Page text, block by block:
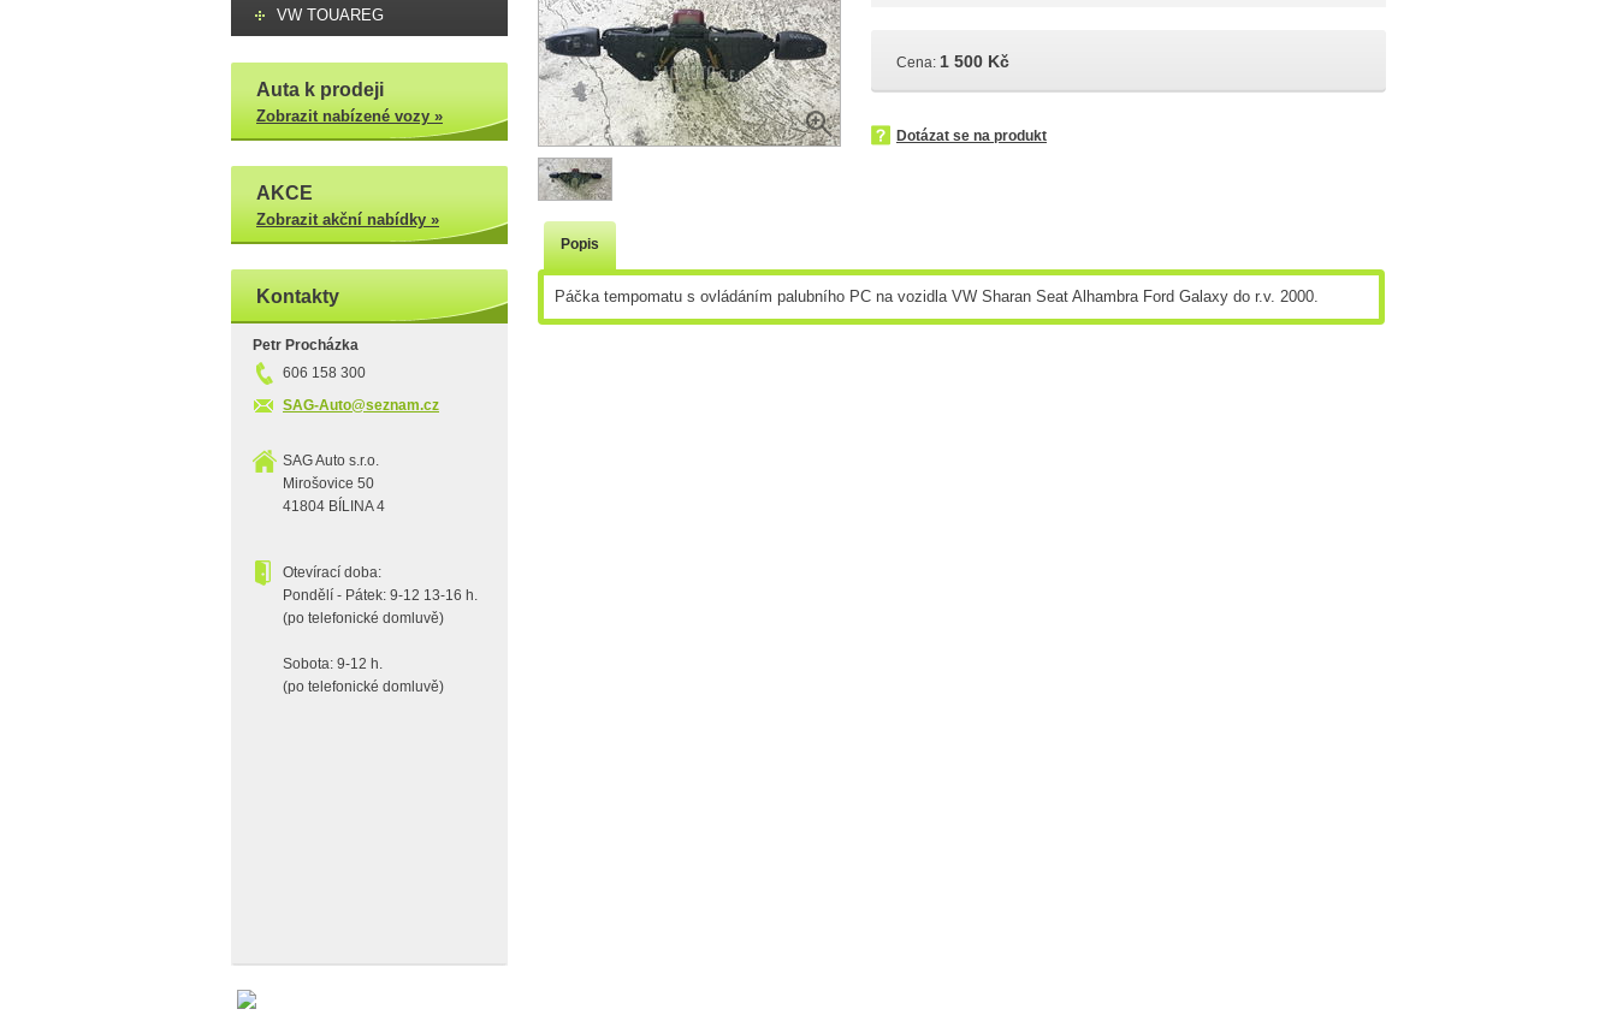
VW TOUAREG
Auta k prodeji
Zobrazit nabízené vozy »
AKCE
Zobrazit akční nabídky »
Kontakty
Petr Procházka
606 158 300
SAG-Auto@seznam.cz
SAG Auto s.r.o.
Mirošovice 50
41804 BÍLINA 4
Otevírací doba:
Pondělí - Pátek: 9-12 13-16 h.
(po telefonické domluvě)
Sobota: 9-12 h.
(po telefonické domluvě)
Cena: 1 500 Kč
Dotázat se na produkt
Popis
Páčka tempomatu s ovládáním palubního PC na vozidla VW Sharan Seat Alhambra Ford Galaxy do r.v. 2000.